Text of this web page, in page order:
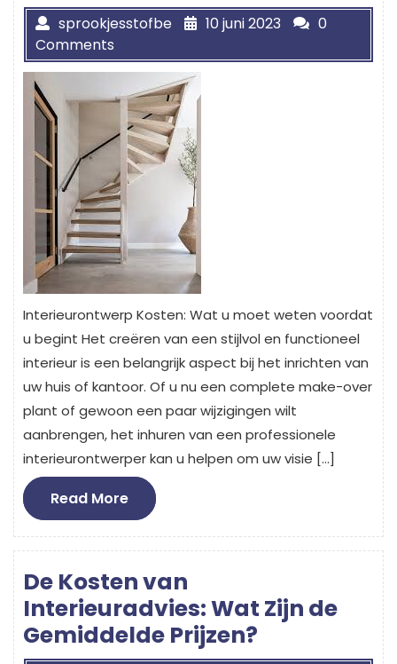
sprookjesstofbe 10 juni 2023
0
Comments
Interieurontwerp Kosten: Wat u moet weten voordat
u begint Het creëren van een stijlvol en functioneel
interieur is een belangrijk aspect bij het inrichten van
uw huis of kantoor. Of u nu een complete make-over
plant of gewoon een paar wijzigingen wilt
aanbrengen, het inhuren van een professionele
interieurontwerper kan u helpen om uw visie […]
Read MoreRead
More
De Kosten van
Interieuradvies: Wat Zijn de
Gemiddelde Prijzen?